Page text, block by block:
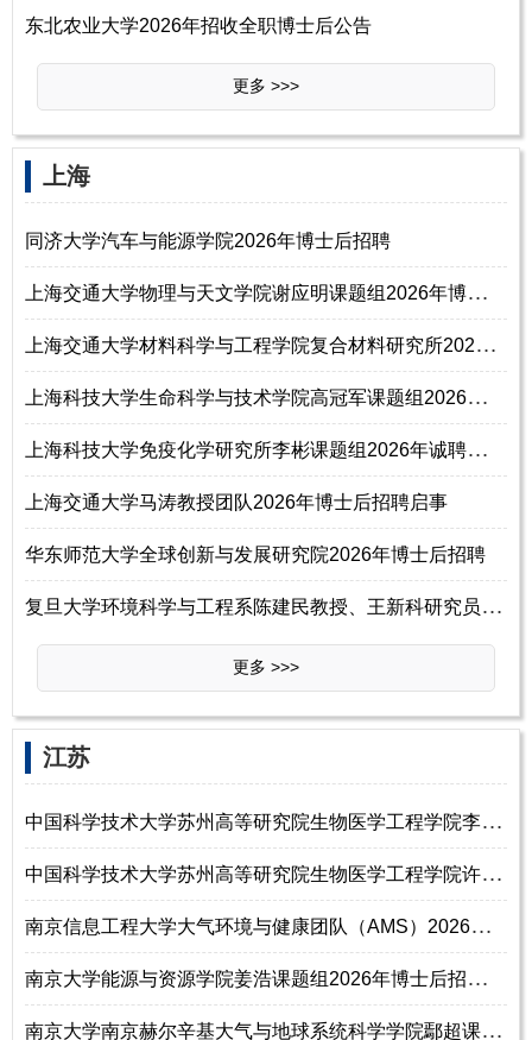
东北农业大学2026年招收全职博士后公告
更多 >>>
‌‌上海
同济大学汽车与能源学院2026年博士后招聘
上
海交通大学物理与天文学院谢应明课题组2026年博士后招聘
上
海交通大学材料科学与工程学院复合材料研究所2026年博士后招聘
上
海科技大学生命科学与技术学院高冠军课题组2026年博士后招聘
上
海科技大学免疫化学研究所李彬课题组2026年诚聘博士后
上海交通大学马涛教授团队2026年博士后招聘启事
华东师范大学全球创新与发展研究院2026年博士后招聘
复
旦大学环境科学与工程系陈建民教授、王新科研究员课题组2026年博士后招聘
更多 >>>
‌江‌苏
中
国科学技术大学苏州高等研究院生物医学工程学院李倩课题组2026年诚聘博士
中
国科学技术大学苏州高等研究院生物医学工程学院许川课题组2026年诚聘博士
南
京信息工程大学大气环境与健康团队（AMS）2026年博士后招聘启事
南
京大学能源与资源学院姜浩课题组2026年博士后招聘公告
南
京大学南京赫尔辛基大气与地球系统科学学院鄢超课题组2026年博士后招聘公